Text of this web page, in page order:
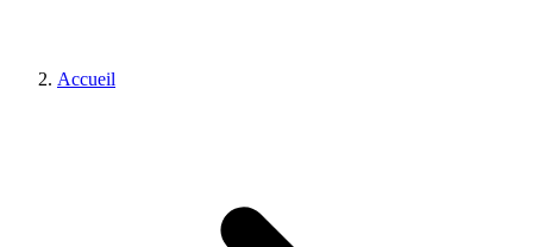
Accueil